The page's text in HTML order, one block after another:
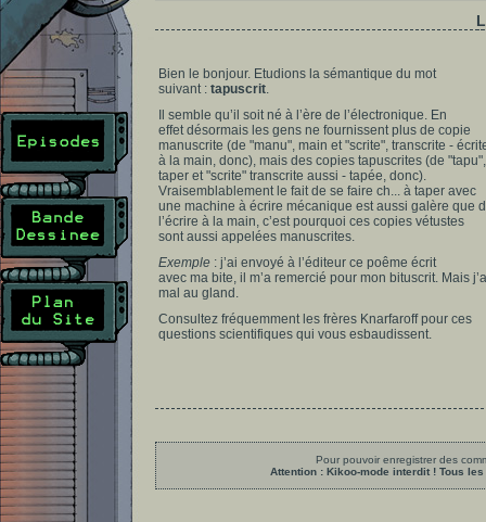
Bien le bonjour. Etudions la sémantique du mot
suivant : tapuscrit.
Il semble qu’il soit né à l’ère de l’électronique. En
effet désormais les gens ne fournissent plus de copie
manuscrite (de "manu", main et "scrite", transcrite -
à la main, donc), mais des copies tapuscrites (de "tapu",
taper et "scrite" transcrite aussi - tapée, donc).
Vraisemblablement le fait de se faire ch... à taper avec
une machine à écrire mécanique est aussi galère que
l’écrire à la main, c’est pourquoi ces copies vétustes
sont aussi appelées manuscrites.
Exemple : j’ai envoyé à l’éditeur ce poême écrit
avec ma bite, il m’a remercié pour mon bituscrit. Mais
mal au gland.
Consultez fréquemment les frères Knarfaroff pour ces
questions scientifiques qui vous esbaudissent.
Pour pouvoir enregistrer des
Attention : Kikoo-mode interdit ! Tous